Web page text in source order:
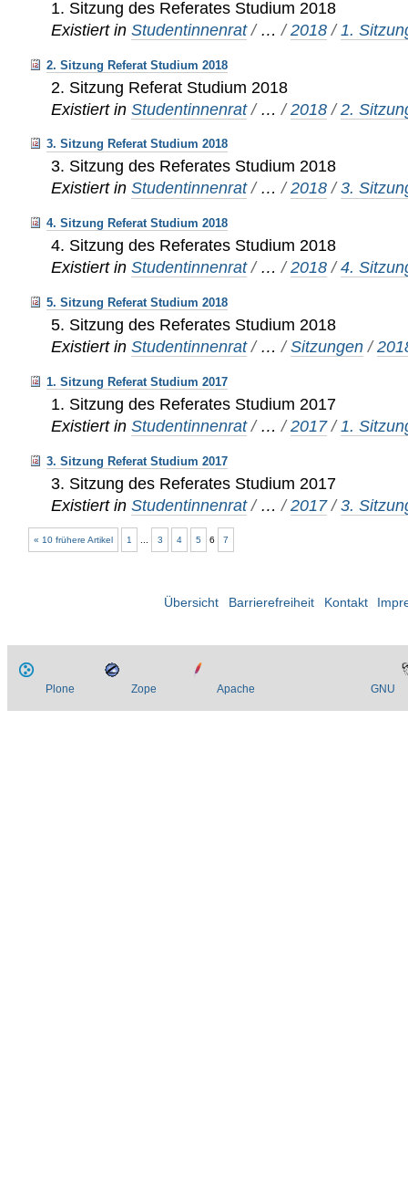
1. Sitzung des Referates Studium 2018
Existiert in Studentinnenrat / …/2018 / 1.
2. Sitzung Referat Studium 2018
2. Sitzung Referat Studium 2018
Existiert in Studentinnenrat / …/2018 /2.
3. Sitzung Referat Studium 2018
3. Sitzung des Referates Studium 2018
Existiert in Studentinnenrat / …/2018 /3.
4. Sitzung Referat Studium 2018
4. Sitzung des Referates Studium 2018
Existiert in Studentinnenrat / …/2018 /4.
5. Sitzung Referat Studium 2018
5. Sitzung des Referates Studium 2018
Existiert in Studentinnenrat / …/Sitzungen /
1. Sitzung Referat Studium 2017
1. Sitzung des Referates Studium 2017
Existiert in Studentinnenrat / …/2017 / 1.
3. Sitzung Referat Studium 2017
3. Sitzung des Referates Studium 2017
Existiert in Studentinnenrat / …/2017 /3.
« 10 frühere Artikel 1 3 4 5 6 7
Übersicht Barrierefreiheit Kontakt
Plone Zope Apache GNU